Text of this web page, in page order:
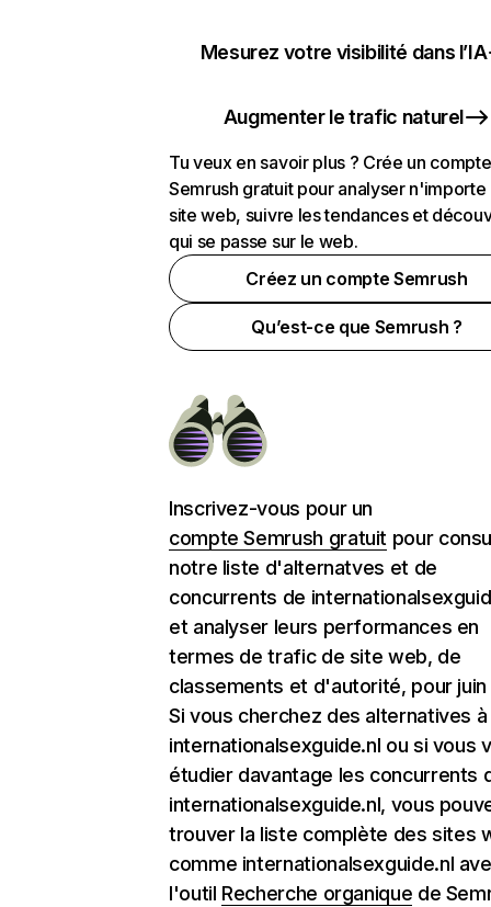
Mesurez votre visibilité dans l’IA
Augmenter le trafic naturel
Tu veux en savoir plus ? Crée un compte
Semrush gratuit pour analyser n'importe
site web, suivre les tendances et
qui se passe sur le web.
Créez un compte Semrush
Qu’est-ce que Semrush ?
Inscrivez-vous pour un
compte Semrush gratuit pour
notre liste d'alternatves et de
concurrents de
et analyser leurs performances en
termes de trafic de site web, de
classements et d'autorité, pour
Si vous cherchez des alternatives à
internationalsexguide.nl ou si vous
étudier davantage les concurrents
internationalsexguide.nl, vous
trouver la liste complète des sites
comme internationalsexguide.nl
l'outil Recherche organique de